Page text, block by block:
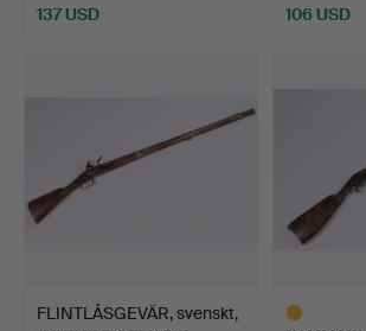
137 USD 106 USD
FLINTLÅSGEVÄR, svenskt,